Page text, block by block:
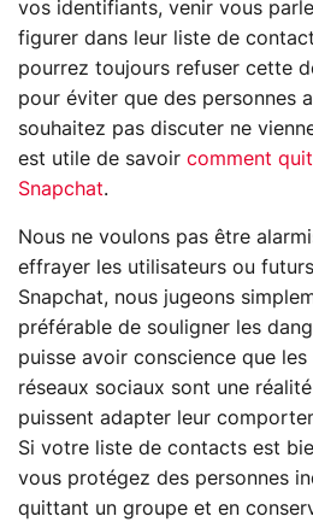
vos identifiants, venir vous
figurer dans leur liste de
pourrez toujours refuser cette
pour éviter que des personnes
souhaitez pas discuter ne
est utile de savoir comment
Snapchat.
Nous ne voulons pas être
effrayer les utilisateurs ou
Snapchat, nous jugeons
préférable de souligner les
puisse avoir conscience que les
réseaux sociaux sont une
puissent adapter leur
Si votre liste de contacts est
vous protégez des personnes
quittant un groupe et en